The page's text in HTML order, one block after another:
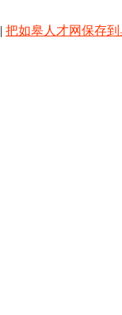
| 把如皋人才网保存